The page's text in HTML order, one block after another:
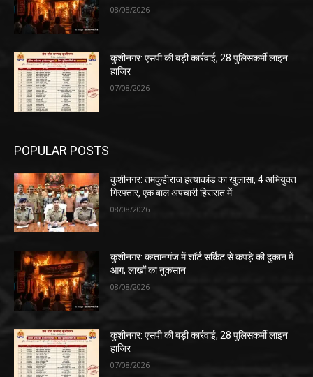
08/08/2026
कुशीनगर: एसपी की बड़ी कार्रवाई, 28 पुलिसकर्मी लाइन
हाजिर
07/08/2026
POPULAR POSTS
कुशीनगर: तमकुहीराज हत्याकांड का खुलासा, 4 अभियुक्त
गिरफ्तार, एक बाल अपचारी हिरासत में
08/08/2026
कुशीनगर: कप्तानगंज में शॉर्ट सर्किट से कपड़े की दुकान में
आग, लाखों का नुकसान
08/08/2026
कुशीनगर: एसपी की बड़ी कार्रवाई, 28 पुलिसकर्मी लाइन
हाजिर
07/08/2026